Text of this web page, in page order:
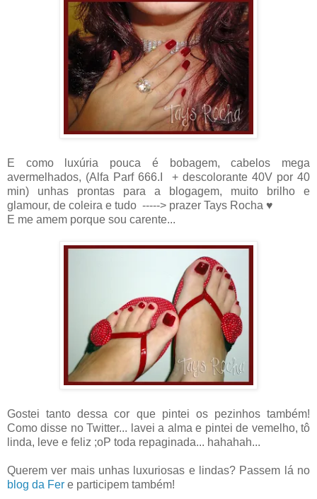
E como luxúria pouca é bobagem, cabelos mega
avermelhados, (Alfa Parf 666.I + descolorante 40V por 40
min) unhas prontas para a blogagem, muito brilho e
glamour, de coleira e tudo -----> prazer Tays Rocha ♥
E me amem porque sou carente...
Gostei tanto dessa cor que pintei os pezinhos também!
Como disse no Twitter... lavei a alma e pintei de vemelho, tô
linda, leve e feliz ;oP toda repaginada... hahahah...
Querem ver mais unhas luxuriosas e lindas? Passem lá no
blog da Fer e participem também!